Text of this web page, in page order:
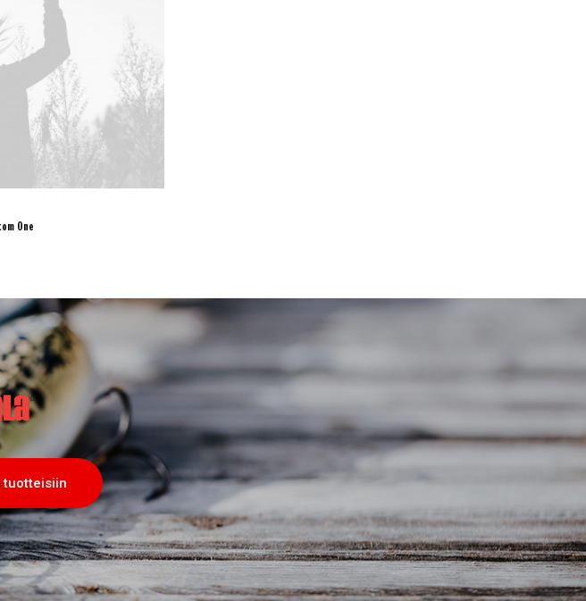
One
tuotteisiin